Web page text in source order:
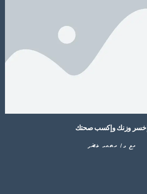
إخسر وزنك وإكسب صحتك
مع د/ محمد خضر